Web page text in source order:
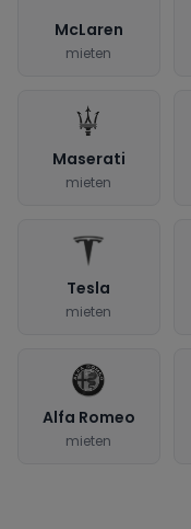
McLaren
mieten
Maserati
mieten
Tesla
mieten
Alfa Romeo
mieten